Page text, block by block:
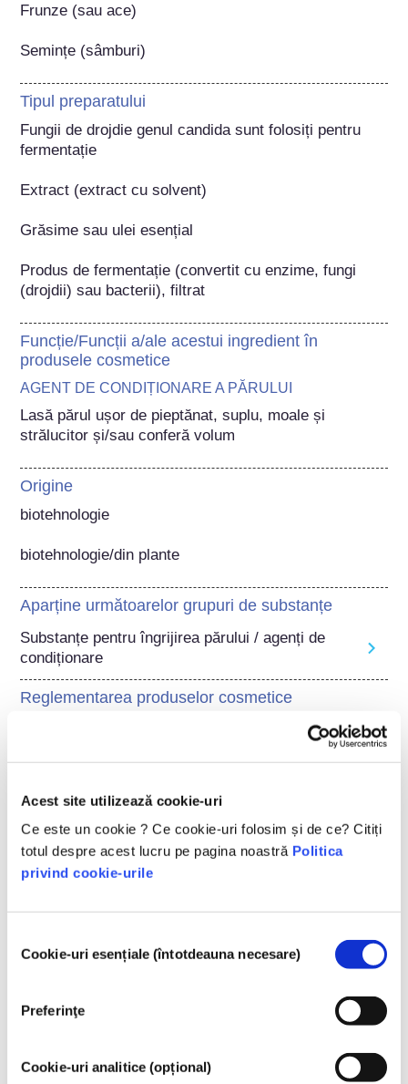
Acest site utilizează cookie-uri
Ce este un cookie ? Ce cookie-uri folosim și de ce? Citiți
totul despre acest lucru pe pagina noastră Politica
privind cookie-urile
consimțământului
Cookie-uri esențiale (întotdeauna necesare)
Preferinţe
Cookie-uri analitice (opțional)
Frunze (sau ace)
Semințe (sâmburi)
Tipul preparatului
Fungii de drojdie genul candida sunt folosiți pentru
fermentație
Extract (extract cu solvent)
Grăsime sau ulei esențial
Produs de fermentație (convertit cu enzime, fungi
(drojdii) sau bacterii), filtrat
Funcție/Funcții a/ale acestui ingredient în
produsele cosmetice
AGENT DE CONDIȚIONARE A PĂRULUI
Lasă părul ușor de pieptănat, suplu, moale și
strălucitor și/sau conferă volum
Origine
biotehnologie
biotehnologie/din plante
Aparține următoarelor grupuri de substanțe
Substanțe pentru îngrijirea părului / agenți de
condiționare
Reglementarea produselor cosmetice
Ingredientele din produsele cosmetice sunt supuse
reglementărilor. Vă rugăm să rețineți că în afara UE
se pot aplica reglementări diferite cu privire la
Înțelegerea produselor
cosmetice
Cum sunt păstrate cosmeticele în siguranță
Legile stricte asigură că produsele cosmetice
Companiile, autoritățile naționale și europene
citiți mai multe